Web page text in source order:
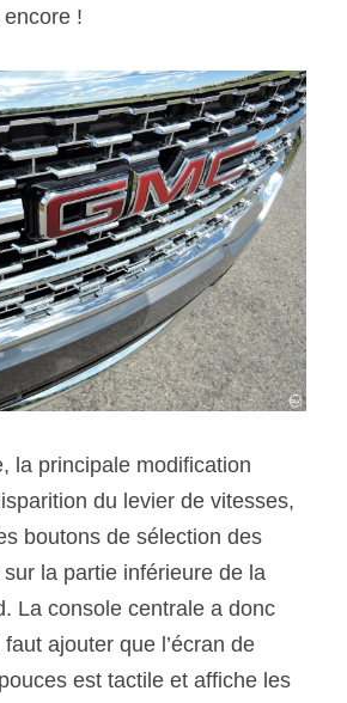
!
la principale modification
du levier de vitesses,
boutons de sélection des
la partie inférieure de la
La console centrale a donc
ajouter que l’écran de
est tactile et affiche les